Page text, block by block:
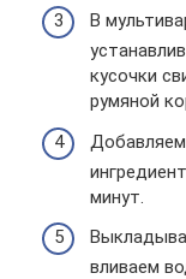
В
кусочки
румяной
минут.
вливаем